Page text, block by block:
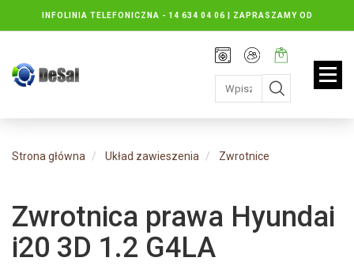
INFOLINIA TELEFONICZNA - 14 634 04 06 | ZAPRASZAMY OD
PONIEDZIAŁKU DO PIĄTKU : 8.30 DO 16.30, SOBOTY: 8.30 DO 13.00
Rejestracja
Moje
konto
Twój
koszyk:
jest
pusty
Strona główna Układ zawieszenia Zwrotnice
Zwrotnica prawa Hyundai
i20 3D 1.2 G4LA